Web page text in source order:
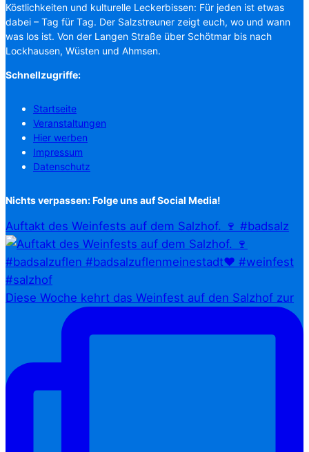
Köstlichkeiten und kulturelle Leckerbissen: Für jeden ist etwas
dabei – Tag für Tag. Der Salzstreuner zeigt euch, wo und wann
was los ist. Von der Langen Straße über Schötmar bis nach
Lockhausen, Wüsten und Ahmsen.
Schnellzugriffe:
Startseite
Veranstaltungen
Hier werben
Impressum
Datenschutz
Nichts verpassen: Folge uns auf Social Media!
Auftakt des Weinfests auf dem Salzhof. 🍷 #badsalz
Diese Woche kehrt das Weinfest auf den Salzhof zur